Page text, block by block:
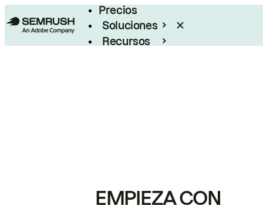
Precios
Soluciones
Recursos
EMPIEZA CON